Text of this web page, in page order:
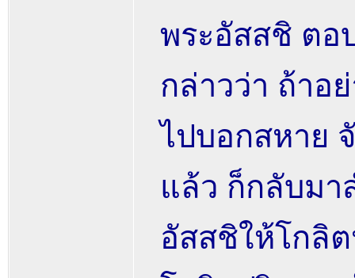
พระอัสสชิ ตอ
กล่าวว่า ถ้าอ
ไปบอกสหาย
แล้ว ก็กลับมา
อัสสชิให้โกลิ